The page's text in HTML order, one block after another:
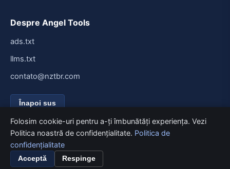
Despre Angel Tools
ads.txt
llms.txt
contato@nztbr.com
Înapoi sus
© 2026 Angel Tools. Toate drepturile rezervate.
Creat pentru viteză și simplitate.
Folosim cookie-uri pentru a-ți îmbunătăți experiența. Vezi
Politica noastră de confidențialitate. Politica de
confidențialitate
Acceptă Respinge